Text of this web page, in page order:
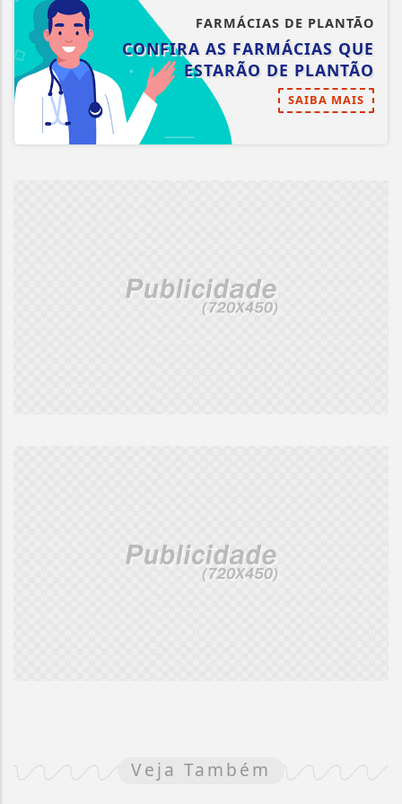
FARMÁCIAS DE PLANTÃO
CONFIRA AS FARMÁCIAS QUE
ESTARÃO DE PLANTÃO
SAIBA MAIS
Veja Também